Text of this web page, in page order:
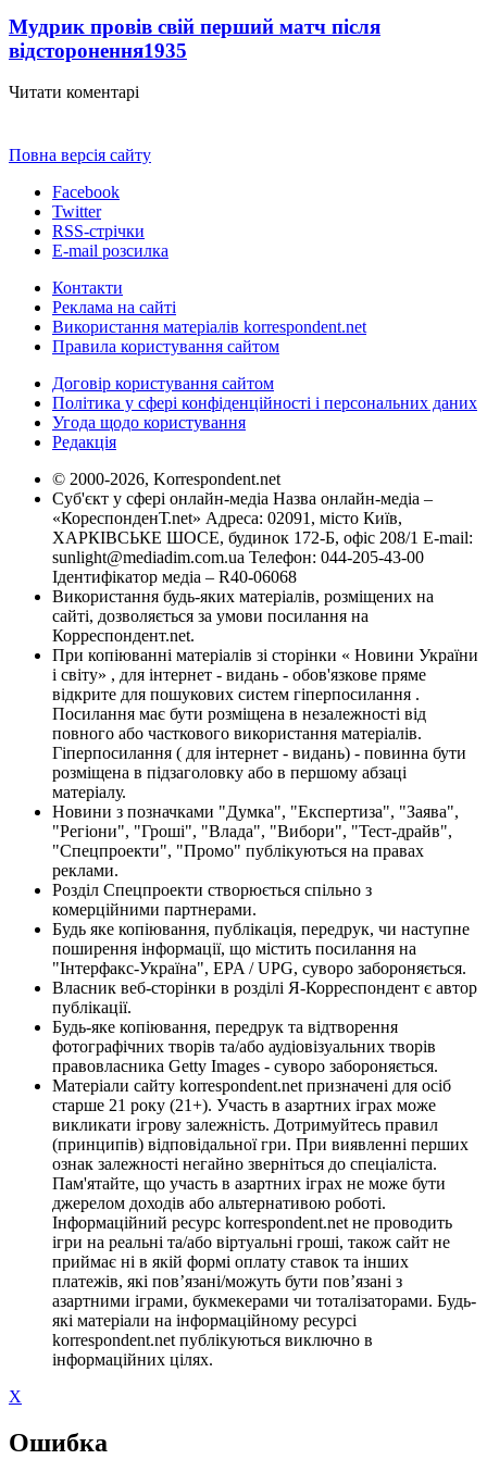
Мудрик провів свій перший матч після
відсторонення1935
Читати коментарі
Повна версія сайту
Facebook
Twitter
RSS-стрічки
E-mail розсилка
Контакти
Реклама на сайті
Використання матеріалів korrespondent.net
Правила користування сайтом
Договір користування сайтом
Політика у сфері конфіденційності і персональних даних
Угода щодо користування
Редакція
© 2000-2026, Korrespondent.net
Суб'єкт у сфері онлайн-медіа Назва онлайн-медіа –
«КореспонденТ.net» Адреса: 02091, місто Київ,
ХАРКІВСЬКЕ ШОСЕ, будинок 172-Б, офіс 208/1 E-mail:
sunlight@mediadim.com.ua Телефон: 044-205-43-00
Ідентифікатор медіа – R40-06068
Використання будь-яких матеріалів, розміщених на
сайті, дозволяється за умови посилання на
Корреспондент.net.
При копіюванні матеріалів зі сторінки « Новини України
і світу» , для інтернет - видань - обов'язкове пряме
відкрите для пошукових систем гіперпосилання .
Посилання має бути розміщена в незалежності від
повного або часткового використання матеріалів.
Гіперпосилання ( для інтернет - видань) - повинна бути
розміщена в підзаголовку або в першому абзаці
матеріалу.
Новини з позначками "Думка", "Експертиза", "Заява",
"Регіони", "Гроші", "Влада", "Вибори", "Тест-драйв",
"Спецпроекти", "Промо" публікуються на правах
реклами.
Розділ Спецпроекти створюється спільно з
комерційними партнерами.
Будь яке копіювання, публікація, передрук, чи наступне
поширення інформації, що містить посилання на
"Інтерфакс-Україна", EPA / UPG, суворо забороняється.
Власник веб-сторінки в розділі Я-Корреспондент є автор
публікації.
Будь-яке копіювання, передрук та відтворення
фотографічних творів та/або аудіовізуальних творів
правовласника Getty Images - суворо забороняється.
Матеріали сайту korrespondent.net призначені для осіб
старше 21 року (21+). Участь в азартних іграх може
викликати ігрову залежність. Дотримуйтесь правил
(принципів) відповідальної гри. При виявленні перших
ознак залежності негайно зверніться до спеціаліста.
Пам'ятайте, що участь в азартних іграх не може бути
джерелом доходів або альтернативою роботі.
Інформаційний ресурс korrespondent.net не проводить
ігри на реальні та/або віртуальні гроші, також сайт не
приймає ні в якій формі оплату ставок та інших
платежів, які пов’язані/можуть бути пов’язані з
азартними іграми, букмекерами чи тоталізаторами. Будь-
які матеріали на інформаційному ресурсі
korrespondent.net публікуються виключно в
інформаційних цілях.
X
Ошибка